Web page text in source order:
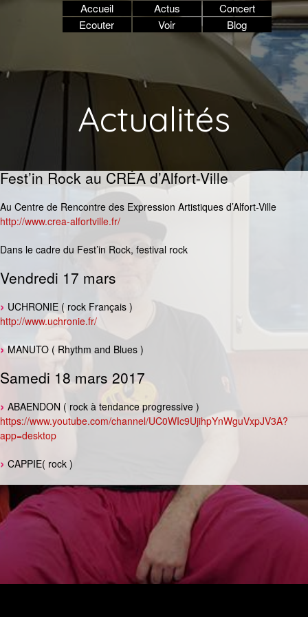
Accueil Actus
Concert
Ecouter
Voir Blog
Actualités
Fest’in Rock au CRÉA d’Alfort-Ville
Au Centre de Rencontre des Expression Artistiques d’Alfort-Ville
http://www.crea-alfortville.fr/
Dans le cadre du Fest’in Rock, festival rock
Vendredi 17 mars
UCHRONIE ( rock Français )
http://www.uchronie.fr/
MANUTO ( Rhythm and Blues )
Samedi 18 mars 2017
ABAENDON ( rock à tendance progressive )
https://www.youtube.com/channel/UC0WIc9UjihpYnWguVxpJV3A?
app=desktop
CAPPIE( rock )